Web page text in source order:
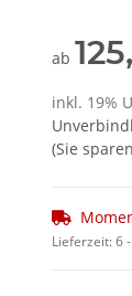
ab
inkl. 19%
(Sie sparen
Lieferzeit:6